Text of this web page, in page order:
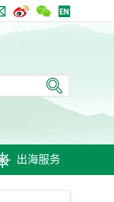
出海服务